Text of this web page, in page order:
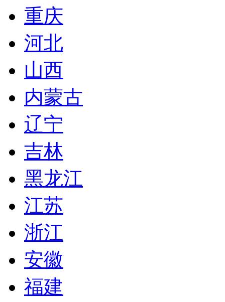
重庆
河北
山西
内蒙古
辽宁
吉林
黑龙江
江苏
浙江
安徽
福建